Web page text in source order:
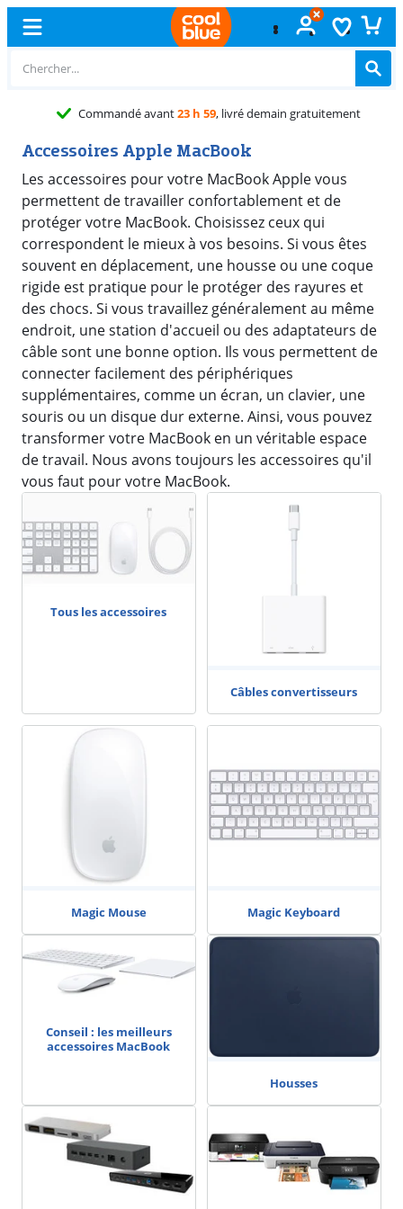
23 h 59, livré demain gratuitement
Accessoires Apple MacBook
Les accessoires pour votre MacBook Apple vous
permettent de travailler confortablement et de
protéger votre MacBook. Choisissez ceux qui
correspondent le mieux à vos besoins. Si vous êtes
souvent en déplacement, une housse ou une coque
rigide est pratique pour le protéger des rayures et
des chocs. Si vous travaillez généralement au même
endroit, une station d'accueil ou des adaptateurs de
câble sont une bonne option. Ils vous permettent de
connecter facilement des périphériques
supplémentaires, comme un écran, un clavier, une
souris ou un disque dur externe. Ainsi, vous pouvez
transformer votre MacBook en un véritable espace
de travail. Nous avons toujours les accessoires qu'il
vous faut pour votre MacBook.
Tous les accessoires
Câbles convertisseurs
Magic Mouse Magic Keyboard
Conseil : les meilleurs
accessoires MacBook
Housses